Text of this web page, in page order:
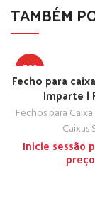
TAMBÉM
TOP
Fecho para
Imparte |
Fechos para
Caixas
Inicie sessão